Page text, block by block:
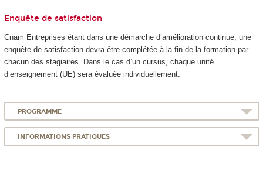
Enquête de satisfaction
Cnam Entreprises étant dans une démarche d’amélioration continue, une
enquête de satisfaction devra être complétée à la fin de la formation par
chacun des stagiaires. Dans le cas d’un cursus, chaque unité
d’enseignement (UE) sera évaluée individuellement.
PROGRAMME
INFORMATIONS PRATIQUES